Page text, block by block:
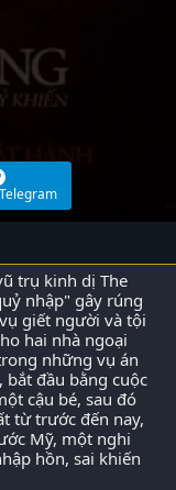
Telegram
trụ kinh dị The
nhập" gây rúng
giết người và tội
hai nhà ngoại
những vụ án
đầu bằng cuộc
cậu bé, sau đó
từ trước đến nay,
Mỹ, một nghi
hồn, sai khiến